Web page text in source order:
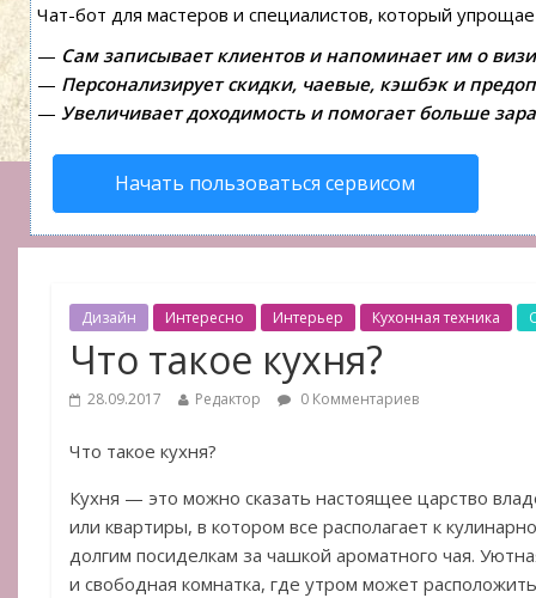
Чат-бот для мастеров и специалистов, который
— Сам записывает клиентов и напоминает им о
— Персонализирует скидки, чаевые, кэшбэк и
— Увеличивает доходимость и помогает больше
Начать пользоваться сервисом
Дизайн Интересно Интерьер Кухонная техника
Что такое кухня?
28.09.2017 Редактор 0 Комментариев
Что такое кухня?
Кухня — это можно сказать настоящее царство
или квартиры, в котором все располагает к
долгим посиделкам за чашкой ароматного чая.
и свободная комнатка, где утром может